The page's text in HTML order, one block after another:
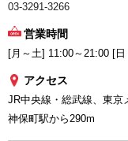
03-3291-3266
営業時間
[月～土] 11:00～21:00 [
アクセス
JR中央線・総武線、東
神保町駅から290m